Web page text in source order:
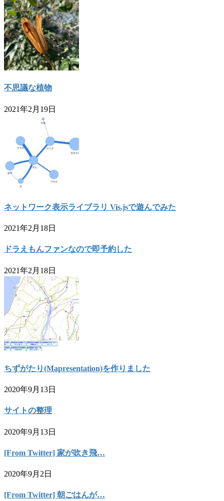
不思議な植物
2021年2月19日
ネットワーク表示ライブラリ Vis.jsで遊んでみた
2021年2月18日
ドラえもんファンなので即予約した
2021年2月18日
ちずがたり(Mapresentation)を作りました
2020年9月13日
サイトの整理
2020年9月13日
[From Twitter] 家が吹き飛…
2020年9月2日
[From Twitter] 朝ごはんが…